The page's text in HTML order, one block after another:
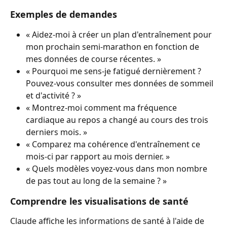
Exemples de demandes
« Aidez-moi à créer un plan d'entraînement pour
mon prochain semi-marathon en fonction de
mes données de course récentes. »
« Pourquoi me sens-je fatigué dernièrement ?
Pouvez-vous consulter mes données de sommeil
et d'activité ? »
« Montrez-moi comment ma fréquence
cardiaque au repos a changé au cours des trois
derniers mois. »
« Comparez ma cohérence d'entraînement ce
mois-ci par rapport au mois dernier. »
« Quels modèles voyez-vous dans mon nombre
de pas tout au long de la semaine ? »
Comprendre les visualisations de santé
Claude affiche les informations de santé à l'aide de